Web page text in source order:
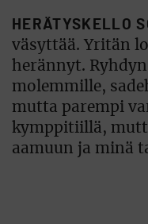
HERÄTYSKELLO
väsyttää. Yritän
herännyt.
molemmille,
mutta parempi
kymppitiillä,
aamuun ja minä